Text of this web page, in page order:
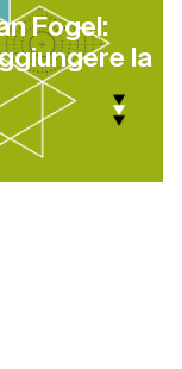
Fogel:
la